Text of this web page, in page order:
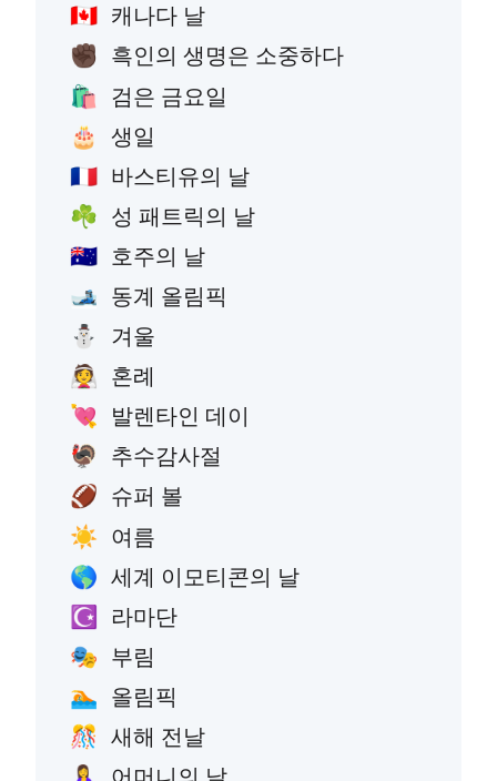
🇨🇦 캐나다 날
✊🏿 흑인의 생명은 소중하다
🛍️ 검은 금요일
🎂 생일
🇫🇷 바스티유의 날
☘️ 성 패트릭의 날
🇦🇺 호주의 날
🎿 동계 올림픽
⛄ 겨울
👰 혼례
💘 발렌타인 데이
🦃 추수감사절
🏈 슈퍼 볼
☀️ 여름
🌎 세계 이모티콘의 날
☪️ 라마단
🎭 부림
🏊 올림픽
🎊 새해 전날